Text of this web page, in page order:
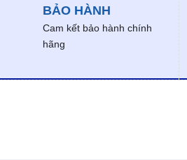
BẢO HÀNH
Cam kết bảo hành chính
hãng